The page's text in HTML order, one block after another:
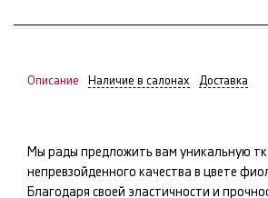
Описание Наличие в салонах Доставка
Мы рады предложить вам уникальную
непревзойденного качества в цвете
Благодаря своей эластичности и